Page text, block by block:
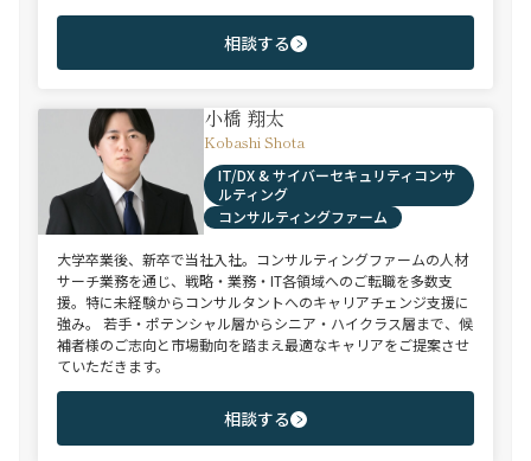
相談する
小橋 翔太
Kobashi Shota
IT/DX & サイバーセキュリティコンサ
ルティング
コンサルティングファーム
大学卒業後、新卒で当社入社。コンサルティングファームの人材
サーチ業務を通じ、戦略・業務・IT各領域へのご転職を多数支
援。特に未経験からコンサルタントへのキャリアチェンジ支援に
強み。 若手・ポテンシャル層からシニア・ハイクラス層まで、候
補者様のご志向と市場動向を踏まえ最適なキャリアをご提案させ
ていただきます。
相談する